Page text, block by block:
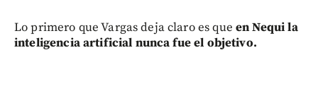
Lo primero que Vargas deja claro es que en Nequi la
inteligencia artificial nunca fue el objetivo.